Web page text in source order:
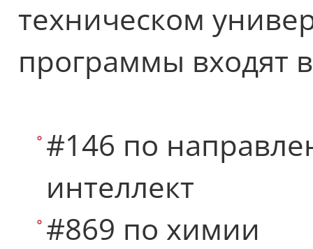
техническом
программы входят
#146 по
интеллект
#869 по химии